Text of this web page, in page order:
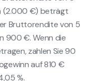
(2.000 €) beträgt
Bruttorendite von 5
900 €. Wenn die
zahlen Sie 90
auf 810 €
%.